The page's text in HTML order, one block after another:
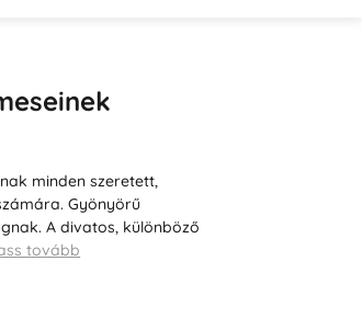
minden szeretett,
Gyönyörű
A divatos, különböző
tovább